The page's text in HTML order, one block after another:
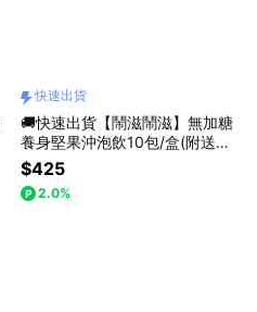
快速出貨
🚚快速出貨【鬧滋鬧滋】無加糖
養身堅果沖泡飲10包/盒(附送禮
提袋)_生日快樂_感謝禮_為你加
油_養身輕食
$425
2.0%